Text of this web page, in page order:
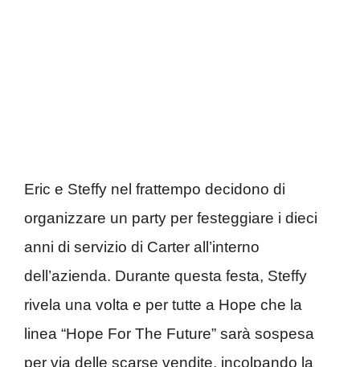
Eric e Steffy nel frattempo decidono di
organizzare un party per festeggiare i dieci
anni di servizio di Carter all’interno
dell’azienda. Durante questa festa, Steffy
rivela una volta e per tutte a Hope che la
linea “Hope For The Future” sarà sospesa
per via delle scarse vendite, incolpando la